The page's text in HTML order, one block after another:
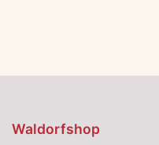
Waldorfshop